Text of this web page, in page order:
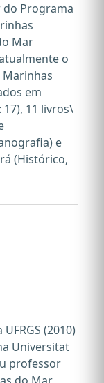
do Programa
Mar
o
Marinhas
em
11 livros\
e
(Histórico,
(2010)
Universitat
professor